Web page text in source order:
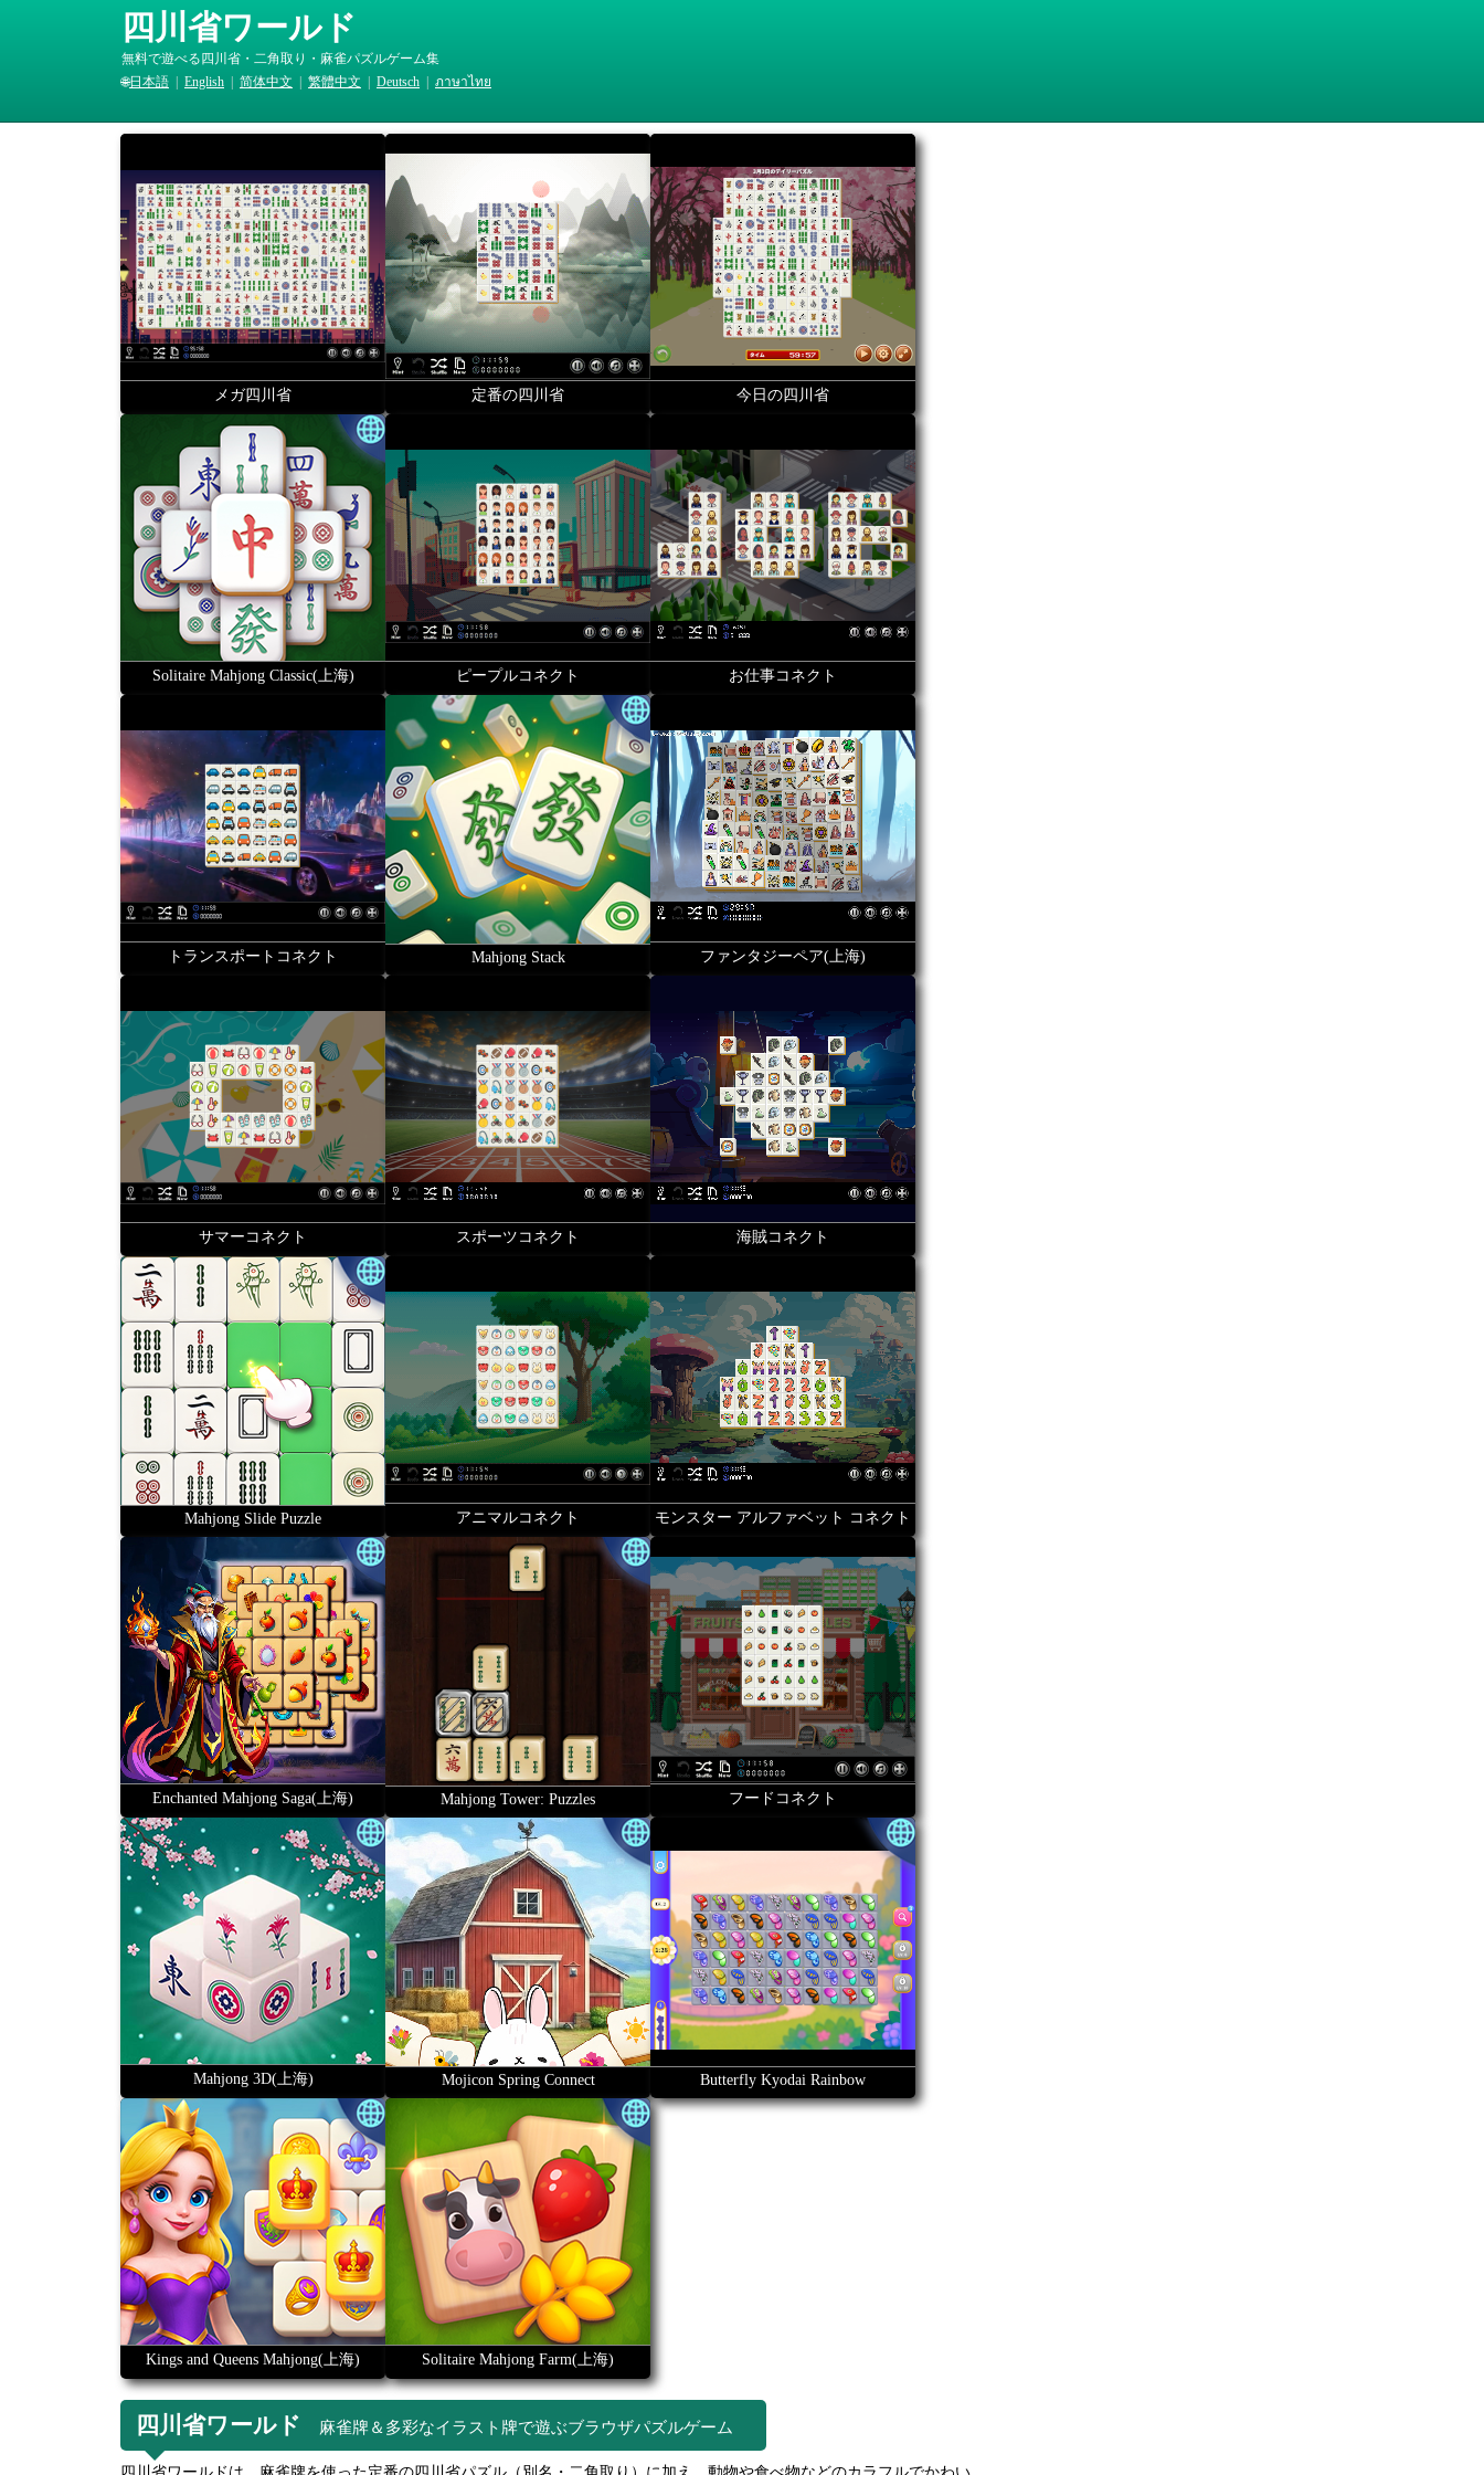
四川省ワールド
無料で遊べる四川省・二角取り・麻雀パズルゲーム集
🌐日本語 English 简体中文 繁體中文 Deutsch ภาษาไทย
メガ四川省 定番の四川省 今日の四川省
Solitaire Mahjong Classic(上海) ピープルコネクト お仕事コネクト
トランスポートコネクト Mahjong Stack ファンタジーペア(上海)
サマーコネクト スポーツコネクト 海賊コネクト
Mahjong Slide Puzzle アニマルコネクト モンスター アルファベット コネクト
Enchanted Mahjong Saga(上海) Mahjong Tower: Puzzles フードコネクト
Mahjong 3D(上海) Mojicon Spring Connect Butterfly Kyodai Rainbow
Kings and Queens Mahjong(上海) Solitaire Mahjong Farm(上海)
四川省ワールド 麻雀牌＆多彩なイラスト牌で遊ぶブラウザパズルゲーム